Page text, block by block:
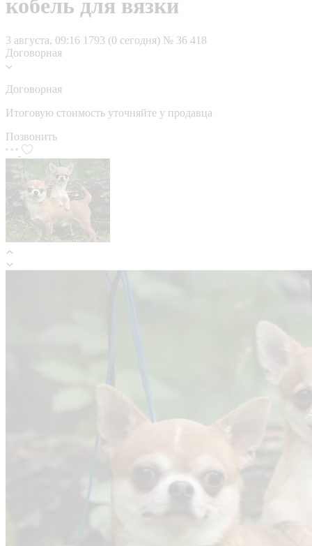
кобель для вязки
3 августа, 09:16 1793 (0 сегодня) № 36 418
Договорная
Договорная
Итоговую стоимость уточняйте у продавца
Позвонить